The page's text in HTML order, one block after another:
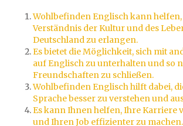
Wohlbefinden Englisch kann helfen,
Verständnis der Kultur und des
Deutschland zu erlangen.
Es bietet die Möglichkeit, sich mit
auf Englisch zu unterhalten und so
Freundschaften zu schließen.
Wohlbefinden Englisch hilft dabei,
Sprache besser zu verstehen und
Es kann Ihnen helfen, Ihre Karriere
und Ihren Job effizienter zu machen.